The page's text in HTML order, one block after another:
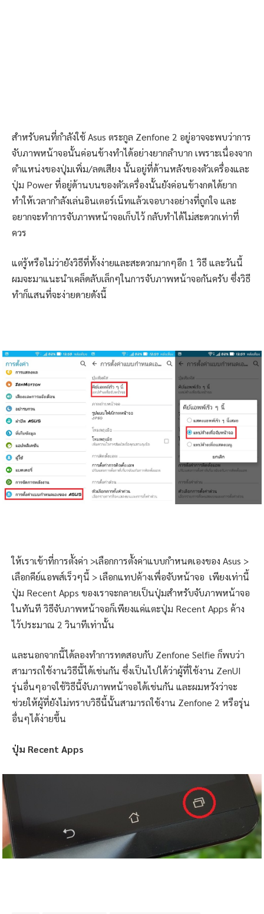
สำหรับคนที่กำลังใช้ Asus ตระกูล Zenfone 2 อยู่อาจจะพบว่าการ
จับภาพหน้าจอนั้นค่อนข้างทำได้อย่างยากลำบาก เพราะเนื่องจาก
ตำแหน่งของปุ่มเพิ่ม/ลดเสียง นั้นอยู่ที่ด้านหลังของตัวเครื่องและ
ปุ่ม Power ที่อยู่ด้านบนของตัวเครื่องนั้นยังค่อนข้างกดได้ยาก
ทำให้เวลากำลังเล่นอินเตอร์เน็ทแล้วเจอบางอย่างที่ถูกใจ และ
อยากจะทำการจับภาพหน้าจอเก็บไว้ กลับทำได้ไม่สะดวกเท่าที่
ควร
แต่รู้หรือไม่ว่ายังวิธีที่ทั้งง่ายและสะดวกมากๆอีก 1 วิธี และวันนี้
ผมจะมาแนะนำเคล็ดลับเล็กๆในการจับภาพหน้าจอกันครับ ซึ่งวิธี
ทำก็แสนที่จะง่ายดายดังนี้
ให้เราเข้าที่การตั้งค่า >เลือกการตั้งค่าแบบกำหนดเองของ Asus >
เลือกคีย์แอพส์เร็วๆนี้ > เลือกแทปค้างเพื่อจับหน้าจอ เพียงเท่านี้
ปุ่ม Recent Apps ของเราจะกลายเป็นปุ่มสำหรับจับภาพหน้าจอ
ในทันที วิธีจับภาพหน้าจอก็เพียงแค่แตะปุ่ม Recent Apps ค้าง
ไว้ประมาณ 2 วินาทีเท่านั้น
และนอกจากนี้ได้ลองทำการทดสอบกับ Zenfone Selfie ก็พบว่า
สามารถใช้งานวิธีนี้ได้เช่นกัน ซึ่งเป็นไปได้ว่าผู้ที่ใช้งาน ZenUI
รุ่นอื่นๆอาจใช้วิธีนี้จับภาพหน้าจอได้เช่นกัน และผมหวังว่าจะ
ช่วยให้ผู้ที่ยังไม่ทราบวิธีนี้นั้นสามารถใช้งาน Zenfone 2 หรือรุ่น
อื่นๆได้ง่ายขึ้น
ปุ่ม Recent Apps